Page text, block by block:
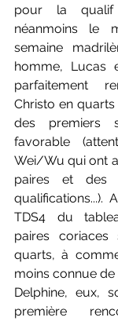
pour la
néanmoins le
semaine
homme, Lucas
parfaitement
Christo en
des premiers
favorable
Wei/Wu qui ont
paires et des
qualifications...).
TDS4 du
paires
quarts, à
moins connue
Delphine, eux,
première